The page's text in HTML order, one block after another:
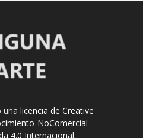
unalicencia de Creative
NoComercial-
4.0 Internacional.